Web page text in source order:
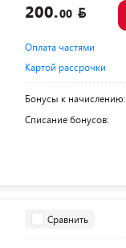
200.00
Оплата частями
Картой рассрочки
Бонусы к начислению:
Списание бонусов:
Сравнить